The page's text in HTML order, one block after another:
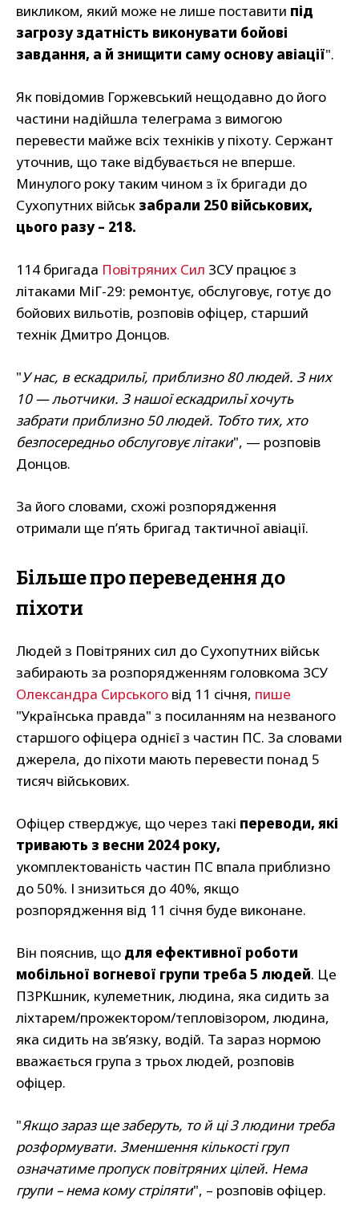
викликом, який може не лише поставити під
загрозу здатність виконувати бойові
завдання, а й знищити саму основу авіації".
Як повідомив Горжевський нещодавно до його
частини надійшла телеграма з вимогою
перевести майже всіх техніків у піхоту. Сержант
уточнив, що таке відбувається не вперше.
Минулого року таким чином з їх бригади до
Сухопутних військ забрали 250 військових,
цього разу – 218.
114 бригада Повітряних Сил ЗСУ працює з
літаками МіГ-29: ремонтує, обслуговує, готує до
бойових вильотів, розповів офіцер, старший
технік Дмитро Донцов.
"У нас, в ескадрильї, приблизно 80 людей. З них
10 — льотчики. З нашої ескадрильї хочуть
забрати приблизно 50 людей. Тобто тих, хто
безпосередньо обслуговує літаки", — розповів
Донцов.
За його словами, схожі розпорядження
отримали ще п’ять бригад тактичної авіації.
Більше про переведення до
піхоти
Людей з Повітряних сил до Сухопутних військ
забирають за розпорядженням головкома ЗСУ
Олександра Сирського від 11 січня, пише
"Українська правда" з посиланням на незваного
старшого офіцера однієї з частин ПС. За словами
джерела, до піхоти мають перевести понад 5
тисяч військових.
Офіцер стверджує, що через такі переводи, які
тривають з весни 2024 року,
укомплектованість частин ПС впала приблизно
до 50%. І знизиться до 40%, якщо
розпорядження від 11 січня буде виконане.
Він пояснив, що для ефективної роботи
мобільної вогневої групи треба 5 людей. Це
ПЗРКшник, кулеметник, людина, яка сидить за
ліхтарем/прожектором/тепловізором, людина,
яка сидить на зв’язку, водій. Та зараз нормою
вважається група з трьох людей, розповів
офіцер.
"Якщо зараз ще заберуть, то й ці 3 людини треба
розформувати. Зменшення кількості груп
означатиме пропуск повітряних цілей. Нема
групи – нема кому стріляти", – розповів офіцер.